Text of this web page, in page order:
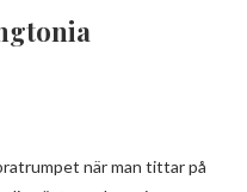
när man tittar på